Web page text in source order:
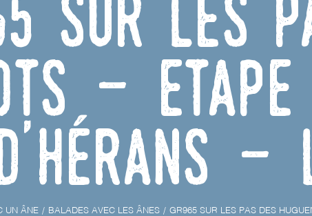
-
-
UN ÂNE BALADES AVEC LES ÂNES GR965 SUR LES PAS DES